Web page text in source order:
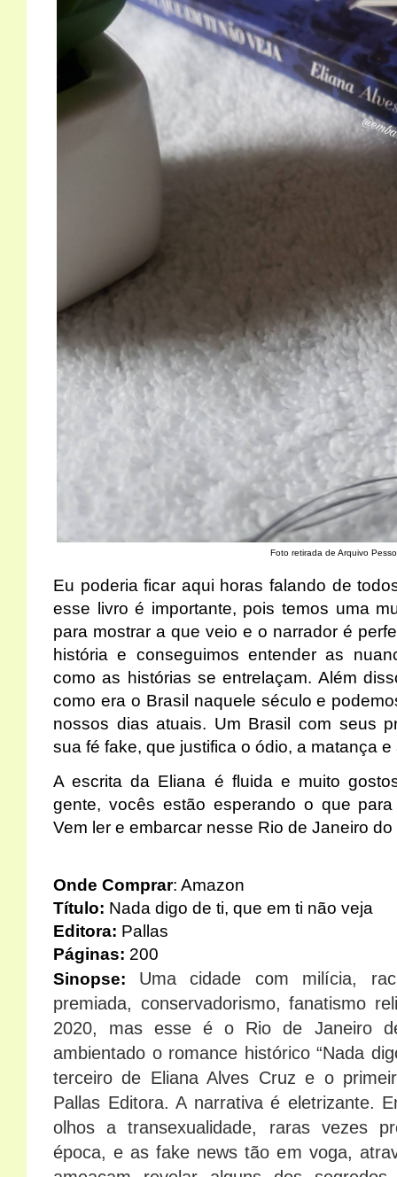
Foto retirada de Arquivo
Eu poderia ficar aqui horas falando de
esse livro é importante, pois temos uma
para mostrar a que veio e o narrador é
história e conseguimos entender as
como as histórias se entrelaçam. Além
como era o Brasil naquele século e
nossos dias atuais. Um Brasil com seus
sua fé fake, que justifica o ódio, a matança
A escrita da Eliana é fluida e muito
gente, vocês estão esperando o que
Vem ler e embarcar nesse Rio de Janeiro
Onde Comprar: Amazon
Título: Nada digo de ti, que em ti não veja
Editora: Pallas
Páginas: 200
Sinopse: Uma cidade com milícia,
premiada, conservadorismo, fanatismo
2020, mas esse é o Rio de Janeiro
ambientado o romance histórico “Nada
terceiro de Eliana Alves Cruz e o
Pallas Editora. A narrativa é eletrizante.
olhos a transexualidade, raras vezes
época, e as fake news tão em voga,